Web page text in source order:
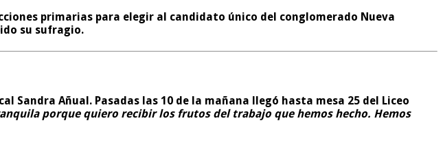
primarias para elegir al candidato único del conglomerado Nueva
su sufragio.
Sandra Añual. Pasadas las 10 de la mañana llegó hasta mesa 25 del Liceo
porque quiero recibir los frutos del trabajo que hemos hecho. Hemos